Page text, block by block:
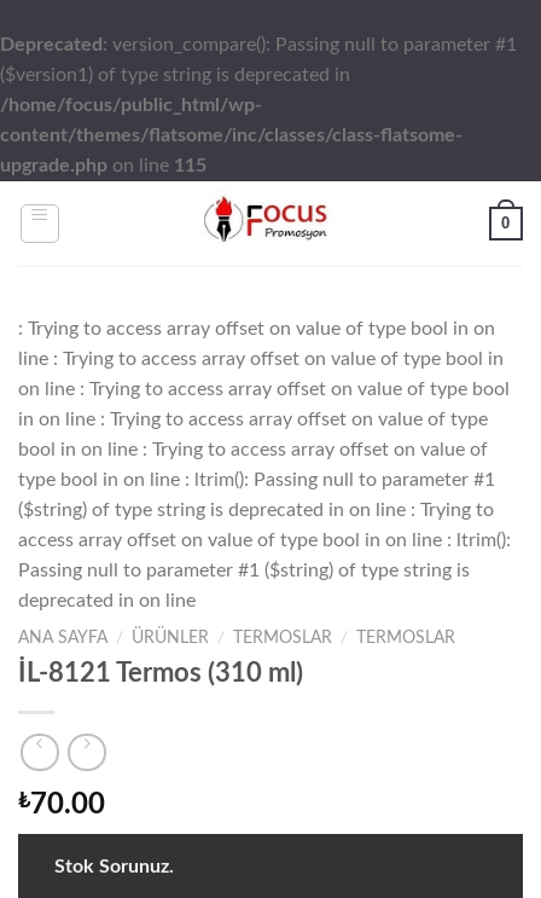
Deprecated : version_compare(): Passing null to parameter #1
($version1) of type string is deprecated in
/home/focus/public_html/wp-
content/themes/flatsome/inc/classes/class-flatsome-
upgrade.php on line 115
0
: Trying to access array offset on value of type bool in on
line : Trying to access array offset on value of type bool in
on line : Trying to access array offset on value of type bool
in on line : Trying to access array offset on value of type
bool in on line : Trying to access array offset on value of
type bool in on line : ltrim(): Passing null to parameter #1
($string) of type string is deprecated in on line : Trying to
access array offset on value of type bool in on line : ltrim():
Passing null to parameter #1 ($string) of type string is
deprecated in on line
Warning
ANA SAYFA / ÜRÜNLER / TERMOSLAR / TERMOSLAR
İL-8121 Termos (310 ml)
₺70.00
Stok Sorunuz.